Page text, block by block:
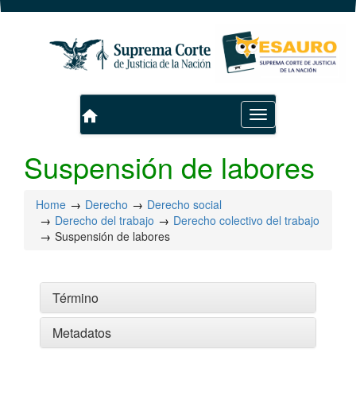
Toggle
navigation
home
Suspensión de labores
Home Derecho
Derecho social
Derecho del trabajo
Derecho colectivo del trabajo
Suspensión de labores
Término
Metadatos